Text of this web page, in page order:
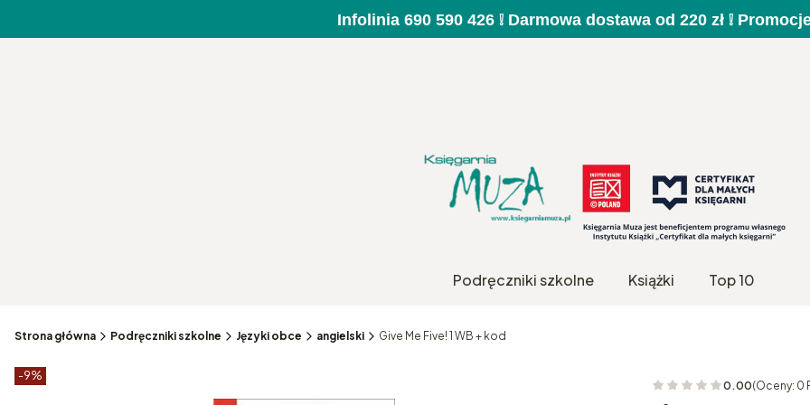
Infolinia 690 590 426 ❕ Darmowa dostawa od 220 zł ❕
Podręczniki szkolne Książki Top 10
Strona główna Podręczniki szkolne Języki obce angielski Give Me Five! 1 WB + kod
Etykiety produktu
-9%
0.00(Oceny: 0